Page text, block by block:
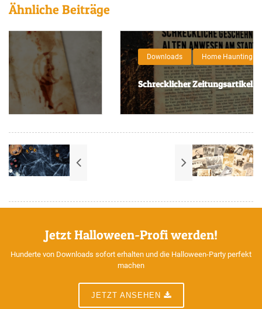
Ähnliche Beiträge
Downloads Home Haunting Neuheit 2016
Schrecklicher Zeitungsartikel
Jetzt Halloween-Profi werden!
Hunderte von Downloads sofort erhalten und die Halloween-Party perfekt
machen
JETZT ANSEHEN